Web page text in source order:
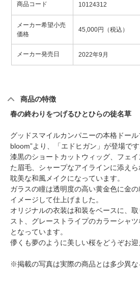
商品コード 10124312
メーカー希望小売
価格
45,000円（税込）
メーカー発売日 2022年9月
商品の特徴
春の終わりをつげるひとひらの徒名草
グッドスマイルカンパニーの本格ドー
bloom”より、「エドヒガン」が登場です
漆黒のショートカットウィッグ、フェ
た眉毛、シャープなアイラインに添え
耽美な和風メイクになっています。
ガラスの瞳は透明度の高い黄金色に金
イメージして仕上げました。
オリジナルの衣装は和装をベースに、
スト、グレーストライプのカラーシャ
となっています。
儚くも夢のように美しい桜をどうぞお迎
※掲載の写真は実際の商品とは多少異な